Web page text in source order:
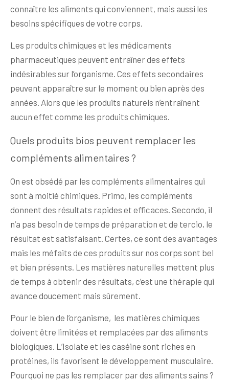
connaître les aliments qui conviennent, mais aussi les
besoins spécifiques de votre corps.
Les produits chimiques et les médicaments
pharmaceutiques peuvent entraîner des effets
indésirables sur l’organisme. Ces effets secondaires
peuvent apparaître sur le moment ou bien après des
années. Alors que les produits naturels n’entraînent
aucun effet comme les produits chimiques.
Quels produits bios peuvent remplacer les
compléments alimentaires ?
On est obsédé par les compléments alimentaires qui
sont à moitié chimiques. Primo, les compléments
donnent des résultats rapides et efficaces. Secondo, il
n’a pas besoin de temps de préparation et de tercio, le
résultat est satisfaisant. Certes, ce sont des avantages
mais les méfaits de ces produits sur nos corps sont bel
et bien présents. Les matières naturelles mettent plus
de temps à obtenir des résultats, c’est une thérapie qui
avance doucement mais sûrement.
Pour le bien de l’organisme, les matières chimiques
doivent être limitées et remplacées par des aliments
biologiques. L’Isolate et les caséine sont riches en
protéines, ils favorisent le développement musculaire.
Pourquoi ne pas les remplacer par des aliments sains ?